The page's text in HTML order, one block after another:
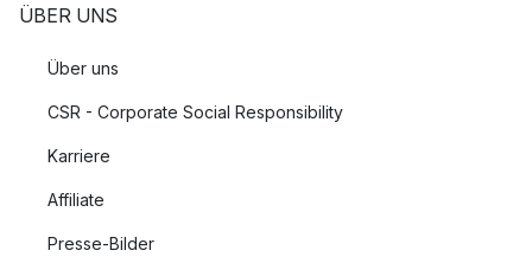
ÜBER UNS
Über uns
CSR - Corporate Social Responsibility
Karriere
Affiliate
Presse-Bilder